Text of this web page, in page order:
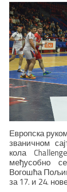
Европска
званичном
кола
међусобно
Вогошћа
за 17. и 24.